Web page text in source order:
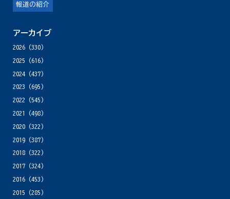
報道の紹介
アーカイブ
2026(330)
2025 (616)
2024(437)
2023 (695)
2022 (545)
2021
(498)
2020(322)
2019(387)
2018(322)
2017(324)
2016(453)
2015 (285)